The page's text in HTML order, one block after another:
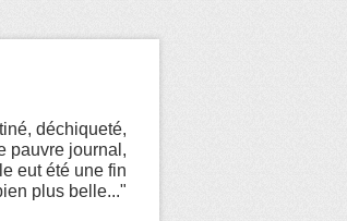
déchiqueté,
pauvre journal,
eut été une fin
plus belle..."